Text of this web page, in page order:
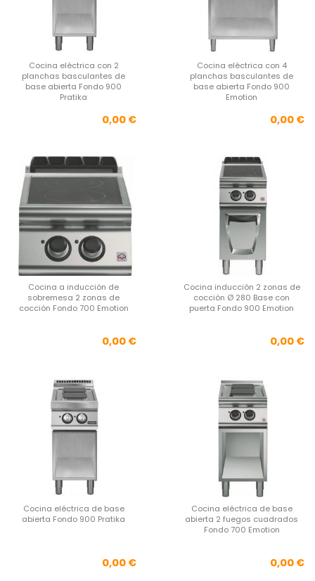
Cocina eléctrica con 2
planchas basculantes de
base abierta Fondo 900
Pratika
Precio
0,00 €
Cocina eléctrica con 4
planchas basculantes de
base abierta Fondo 900
Emotion
0,00 €
Cocina a inducción de
sobremesa 2 zonas de
cocción Fondo 700 Emotion
Precio
0,00 €
Cocina inducción 2 zonas de
cocción Ø 280 Base con
puerta Fondo 900 Emotion
0,00 €
Cocina eléctrica de base
abierta Fondo 900 Pratika
Precio
0,00 €
Cocina eléctrica de base
abierta 2 fuegos cuadrados
Fondo 700 Emotion
0,00 €